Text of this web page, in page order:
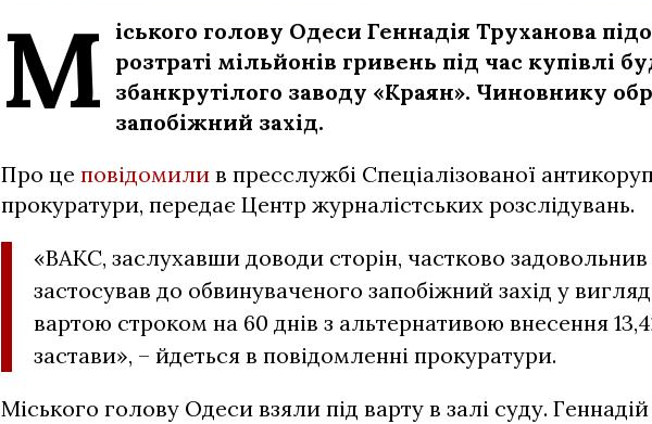
М іського голову Одеси Геннадія Труханова
розтраті мільйонів гривень під час купівлі
збанкрутілого заводу «Краян». Чиновнику
запобіжний захід.
Про це повідомили в пресслужбі Спеціалізованої
прокуратури, передає Центр журналістських розслідувань.
«ВАКС, заслухавши доводи сторін, частково
застосував до обвинуваченого запобіжний захід у
вартою строком на 60 днів з альтернативою внесення
застави», – йдеться в повідомленні прокуратури.
Міського голову Одеси взяли під варту в залі суду.